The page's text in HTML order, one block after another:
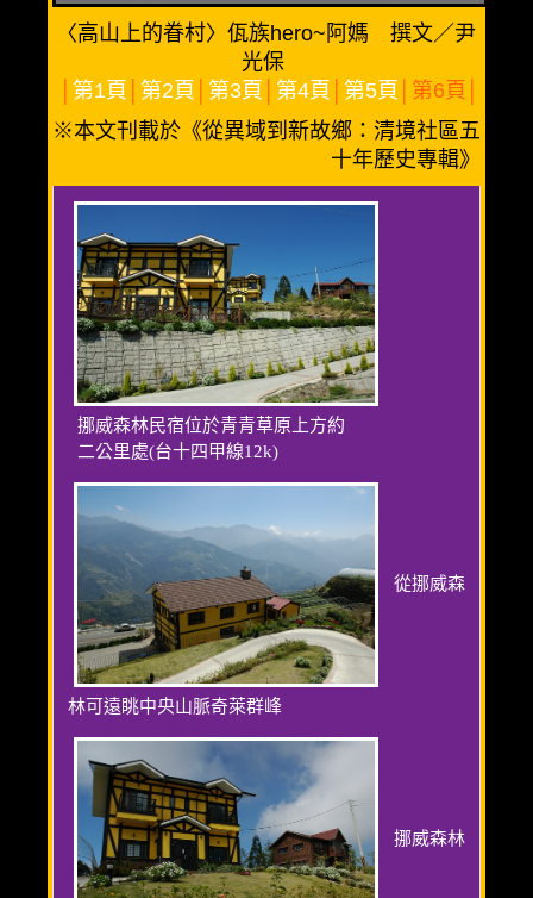
〈高山上的眷村〉佤族hero~阿媽 撰文／尹
光保
第1頁 第2頁 第3頁 第4頁 第5頁 │第6頁│
※本文刊載於《從異域到新故鄉：清境社區五
十年歷史專輯》
挪威森林民宿位於青青草原上方約
二公里處(台十四甲線12k)
從挪威森
林可遠眺中央山脈奇萊群峰
挪威森林